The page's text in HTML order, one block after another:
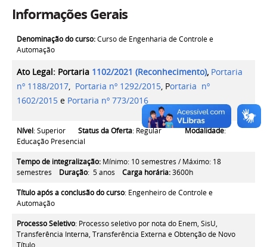
Informações Gerais
Denominação do curso:Curso de Engenharia de Controle e
Automação
Ato Legal: Portaria 1102/2021 (Reconhecimento), Portaria
nº 1188/2017
Portaria nº 1292/2015 , Portaria nº
1602/2015 e Portaria nº 773/2016
Nível: Superior Status da Oferta: RegularModalidade:
Educação Presencial
Tempo de integralização: Mínimo: 10 semestres / Máximo: 18
semestres Duração: 5 anos Carga horária:3600h
Título após a conclusão do curso: Engenheiro de Controle e
Automação
Processo Seletivo: Processo seletivo por nota do Enem, SisU,
Transferência Interna, Transferência Externa e Obtenção de Novo
Título